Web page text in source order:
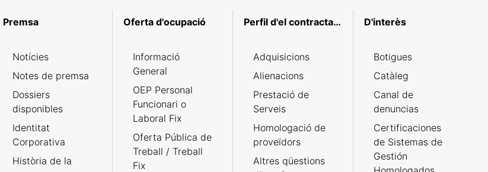
Premsa
Notícies
Notes de premsa
Dossiers
disponibles
Identitat
Corporativa
Història de la
Oferta d'ocupació
Informació
General
OEP Personal
Funcionari o
Laboral Fix
Oferta Pública de
Treball / Treball
Fix
Perfil d'el contractant
Adquisicions
Alienacions
Prestació de
Serveis
Homologació de
proveïdors
Altres qüestions
D'interès
Botigues
Catàleg
Canal de
denuncias
Certificaciones
de Sistemas de
Gestión